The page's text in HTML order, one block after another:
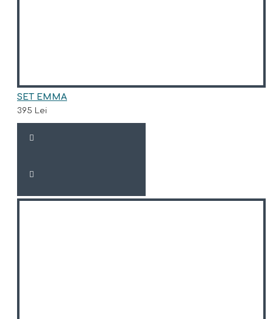
SET EMMA
395 Lei